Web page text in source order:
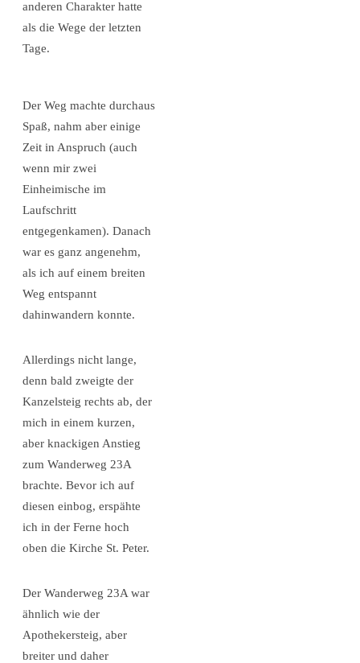
anderen Charakter hatte
als die Wege der letzten
Tage.
Der Weg machte durchaus
Spaß, nahm aber einige
Zeit in Anspruch (auch
wenn mir zwei
Einheimische im
Laufschritt
entgegenkamen). Danach
war es ganz angenehm,
als ich auf einem breiten
Weg entspannt
dahinwandern konnte.
Allerdings nicht lange,
denn bald zweigte der
Kanzelsteig rechts ab, der
mich in einem kurzen,
aber knackigen Anstieg
zum Wanderweg 23A
brachte. Bevor ich auf
diesen einbog, erspähte
ich in der Ferne hoch
oben die Kirche St. Peter.
Der Wanderweg 23A war
ähnlich wie der
Apothekersteig, aber
breiter und daher